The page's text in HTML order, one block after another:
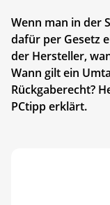
Wenn man in der
dafür per Gesetz
der Hersteller,
Wann gilt ein
Rückgaberecht?
PCtipp erklärt.